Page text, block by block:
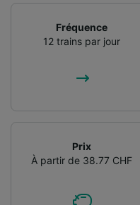
Fréquence
12 trains par jour
Prix
À partir de 38.77 CHF